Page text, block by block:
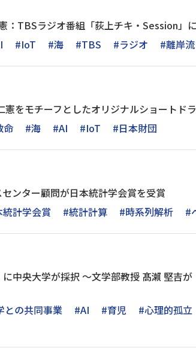
：TBSラジオ番組「荻上チキ・Session」
#IoT #海 #TBS #ラジオ #離岸流
をモチーフとしたオリジナルショートド
命 #海 #AI #IoT #日本財団
ンター顧問が日本統計学会賞を受賞
計学会賞 #統計計算 #時系列解析 #
に中央大学が採択 ～文学部教授 髙瀨 堅吉
との共同事業 #AI #育児 #心理的孤立